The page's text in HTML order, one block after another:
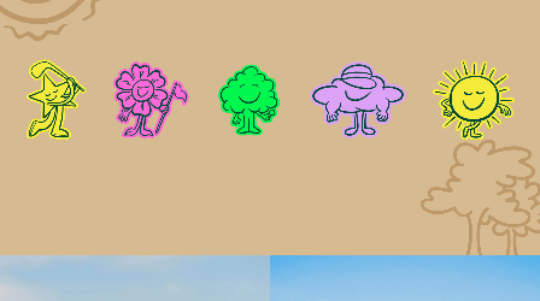
arraigado en la esencia del juego.
Esa misma mentalidad que prioriza el golf se
extiende también al *packaging*. Diseñados para
funcionar tan bien en el campo como en la tienda
especializada (*pro shop*), los productos BUNCHIES
se presentan en un envase resellable inspirado en
las clásicas cajas de pelotas de golf: compacto,
familiar y fácil de guardar en la bolsa. Es un formato
que resulta intuitivo y bien pensado, reforzando la
idea de que no se trata de un simple aperitivo